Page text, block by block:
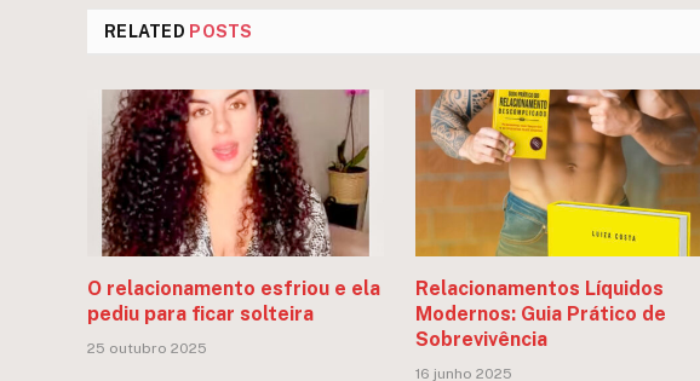
RELATED POSTS
O relacionamento esfriou e ela
pediu para ficar solteira
25 outubro 2025
Relacionamentos Líquidos
Modernos: Guia Prático de
Sobrevivência
16 junho 2025